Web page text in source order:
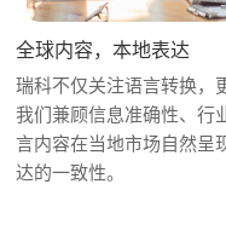
全球内容，本地表达
瑞科不仅关注语言转换，
我们兼顾信息准确性、行
言内容在当地市场自然呈
达的一致性。